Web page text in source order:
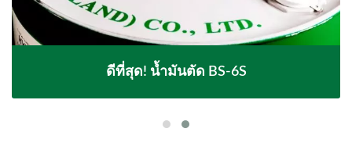
ดีที่สุด! น้ำมันตัด BS-6S